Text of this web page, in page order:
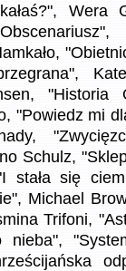
Wera
"Powiedz mi
Schulz,
się
Michael
Trifoni,